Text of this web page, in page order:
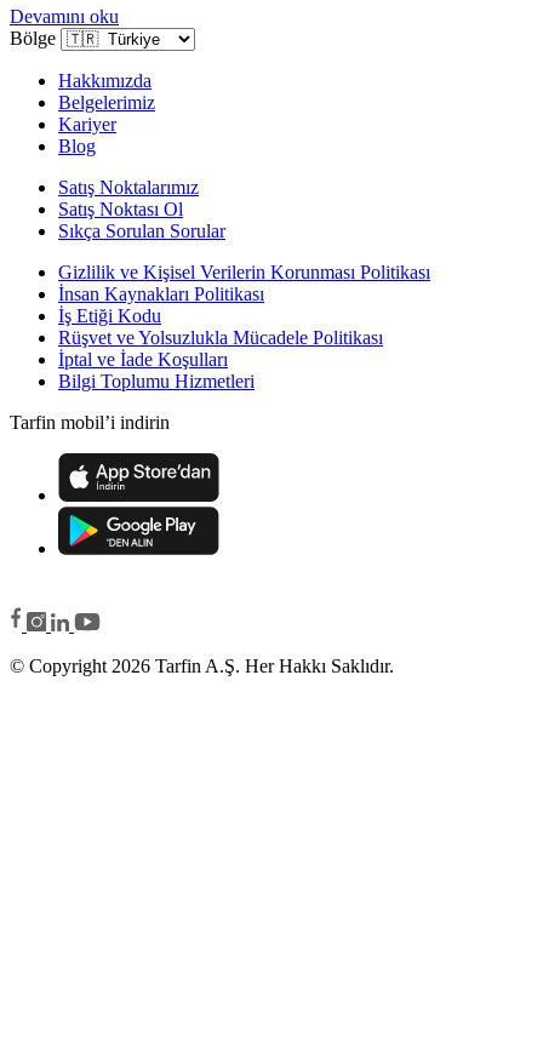
Devamını oku
Bölge
Hakkımızda
Belgelerimiz
Kariyer
Blog
Satış Noktalarımız
Satış Noktası Ol
Sıkça Sorulan Sorular
Gizlilik ve Kişisel Verilerin Korunması Politikası
İnsan Kaynakları Politikası
İş Etiği Kodu
Rüşvet ve Yolsuzlukla Mücadele Politikası
İptal ve İade Koşulları
Bilgi Toplumu Hizmetleri
Tarfin mobil’i indirin
© Copyright 2026 Tarfin A.Ş. Her Hakkı Saklıdır.